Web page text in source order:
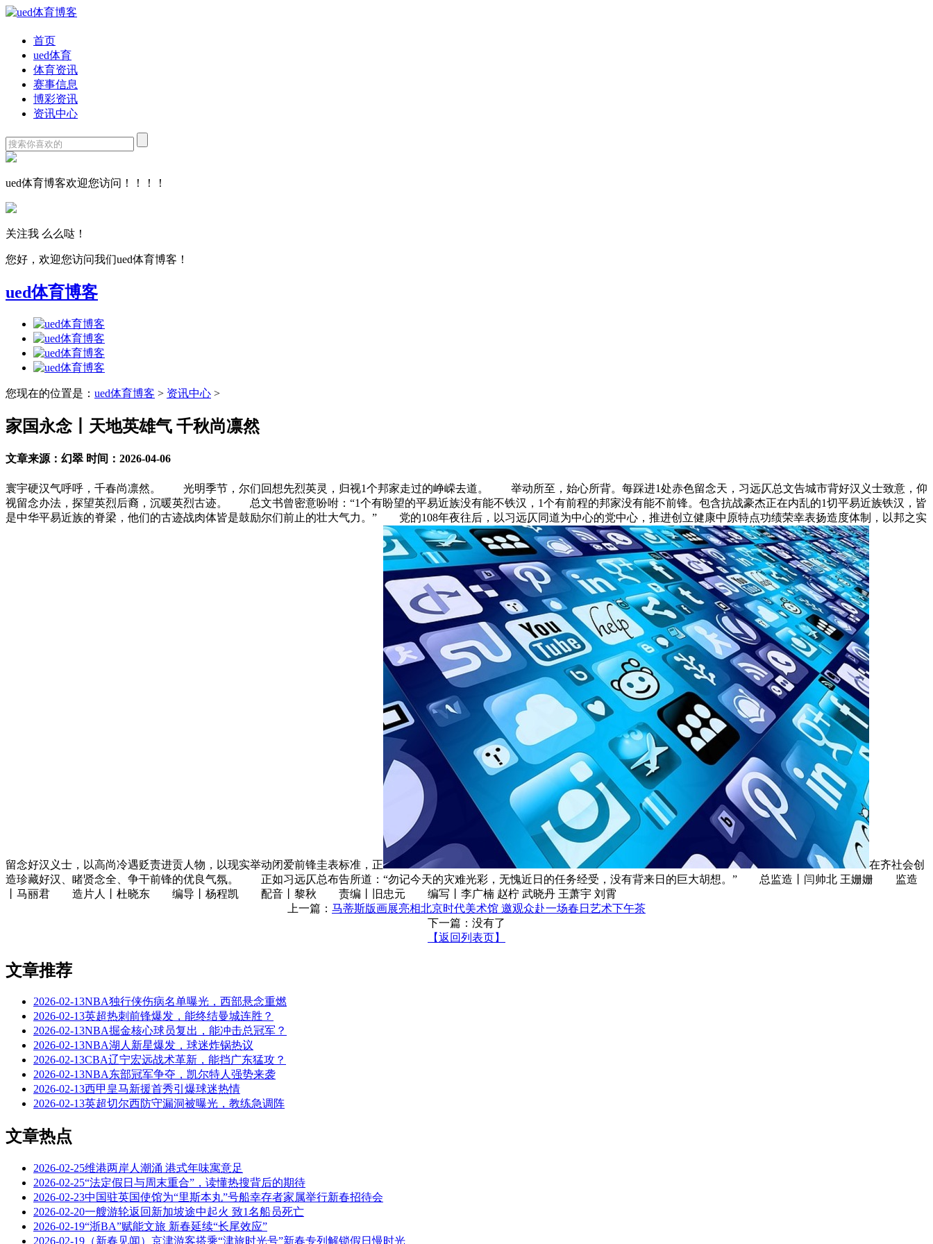
首页
ued体育
体育资讯
赛事信息
博彩资讯
资讯中心
ued体育博客欢迎您访问！！！！
关注我 么么哒！
您好，欢迎您访问我们ued体育博客！
ued体育博客
您现在的位置是： ued体育博客 > 资讯中心 >
家国永念丨天地英雄气 千秋尚凛然
文章来源：幻翠 时间：2026-04-06
寰宇硬汉气呼呼，千春尚凛然。 光明季节，尔们回想先烈英灵，归视1个邦家走过的峥嵘去道。 举动所至，始心所背。每踩进1处赤色留念天，习远仄总文告城市背好汉义士致意，仰
视留念办法，探望英烈后裔，沉暖英烈古迹。 总文书曾密意吩咐：“1个有盼望的平易近族没有能不铁汉，1个有前程的邦家没有能不前锋。包含抗战豪杰正在内乱的1切平易近族铁汉，皆
是中华平易近族的脊梁，他们的古迹战肉体皆是鼓励尔们前止的壮大气力。” 党的108年夜往后，以习远仄同道为中心的党中心，推进创立健康中原特点功绩荣幸表扬造度体制，以邦之实
留念好汉义士，以高尚冷遇贬责进贡人物，以现实举动闭爱前锋圭表标准，正
在齐社会创
造珍藏好汉、睹贤念全、争干前锋的优良气氛。 正如习远仄总布告所道：“勿记今天的灾难光彩，无愧近日的任务经受，没有背来日的巨大胡想。” 总监造丨闫帅北 王姗姗 监造
丨马丽君 造片人丨杜晓东 编导丨杨程凯 配音丨黎秋 责编丨旧忠元 编写丨李广楠 赵柠 武晓丹 王萧宇 刘霄
上一篇： 马蒂斯版画展亮相北京时代美术馆 邀观众赴一场春日艺术下午茶
下一篇：没有了
【返回列表页】
文章推荐
2026-02-13NBA独行侠伤病名单曝光，西部悬念重燃
2026-02-13英超热刺前锋爆发，能终结曼城连胜？
2026-02-13NBA掘金核心球员复出，能冲击总冠军？
2026-02-13NBA湖人新星爆发，球迷炸锅热议
2026-02-13CBA辽宁宏远战术革新，能挡广东猛攻？
2026-02-13NBA东部冠军争夺，凯尔特人强势来袭
2026-02-13西甲皇马新援首秀引爆球迷热情
2026-02-13英超切尔西防守漏洞被曝光，教练急调阵
文章热点
2026-02-25维港两岸人潮涌 港式年味寓意足
2026-02-25“法定假日与周末重合”，读懂热搜背后的期待
2026-02-23中国驻英国使馆为“里斯本丸”号船幸存者家属举行新春招待会
2026-02-20一艘游轮返回新加坡途中起火 致1名船员死亡
2026-02-19“浙BA”赋能文旅 新春延续“长尾效应”
2026-02-19 （新春见闻）京津游客搭乘“津旅时光号”新春专列解锁假日慢时光